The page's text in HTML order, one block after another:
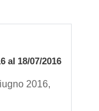
al 18/07/2016
2016,